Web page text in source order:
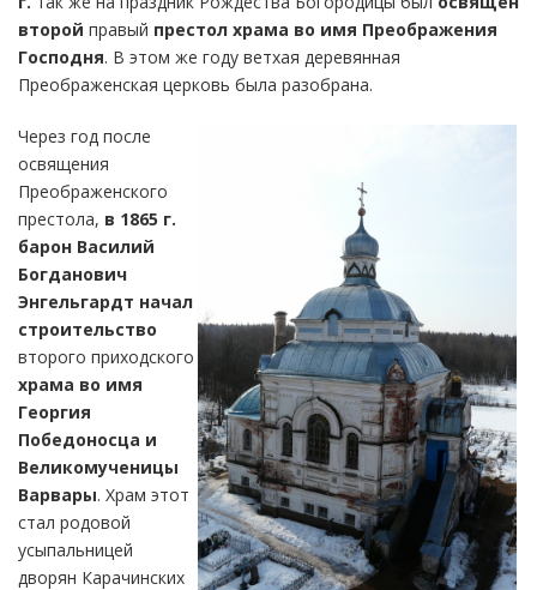
второй правый престол храма во имя Преображения
Господня. В этом же году ветхая деревянная
Преображенская церковь была разобрана.
Через год после
освящения
Преображенского
престола, в 1865 г.
барон Василий
Богданович
Энгельгардт начал
строительство
второго приходского
храма во имя
Георгия
Победоносца и
Великомученицы
Варвары. Храм этот
стал родовой
усыпальницей
дворян Карачинских